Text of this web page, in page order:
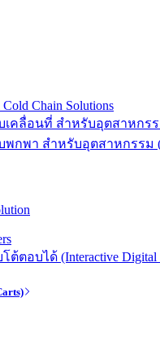
Chain Solutions
ลื่อนที่ สำหรับอุตสาหกรรม
พา สำหรับอุตสาหกรรม
อบได้ (Interactive Digital